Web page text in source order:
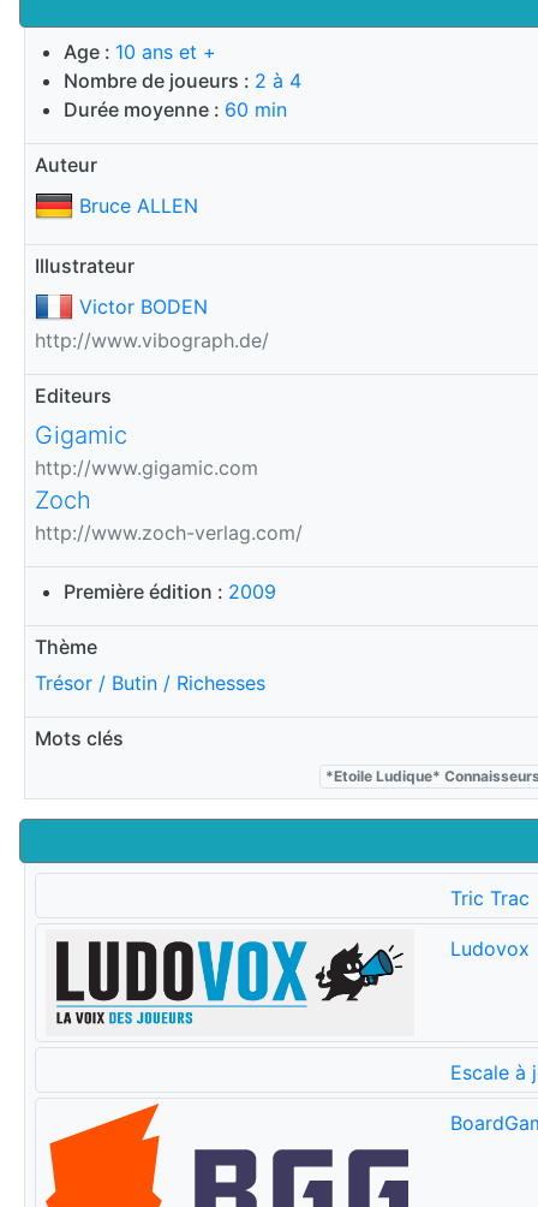
Age : 10 ans et +
Nombre de joueurs : 2 à 4
Durée moyenne : 60 min
Auteur
Bruce ALLEN
Illustrateur
Victor BODEN
http://www.vibograph.de/
Editeurs
Gigamic
http://www.gigamic.com
Zoch
http://www.zoch-verlag.com/
Première édition : 2009
Thème
Trésor / Butin / Richesses
Mots clés
*Etoile Ludique*
Tric Trac
Ludovox
Escale à